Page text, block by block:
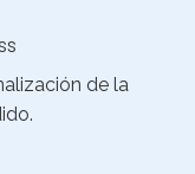
de la